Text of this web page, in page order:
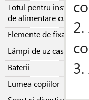
Totul pentru instalațiile
de alimentare cu gaz
Elemente de fixare
Lămpi de uz casnic
Baterii
Lumea copiilor